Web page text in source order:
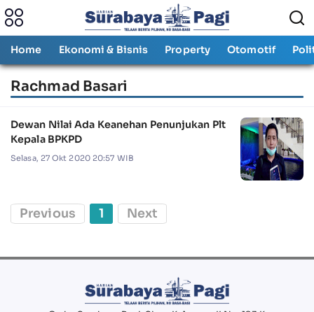
Home Ekonomi & Bisnis Property Otomotif
Rachmad Basari
Dewan Nilai Ada Keanehan Penunjukan Plt
Kepala BPKPD
Selasa, 27 Okt 2020 20:57 WIB
Previous 1 Next